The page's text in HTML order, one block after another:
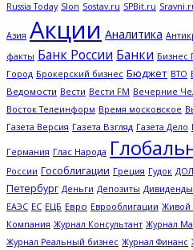
Russia Today Slon Sostav.ru SPBit.ru
Азия Акции Аналитика
факты Банк России Банки Бизнес
Город Брокерский бизнес Бюджет ВТО
Ведомости Вести Вести FM Вечерние
Восток Телеинформ Время московское
Газета Версия Газета Взгляд Газета Дело
Германия Глас Народа
России Гособлигации Греция Гудок
Петербург Деньги Депозиты Дивиденды
ЕАЭС ЕС ЕЦБ Евро Еврооблигации Живой
Компания Журнал Консультант Журнал
Журнал Реальный бизнес Журнал Финанс